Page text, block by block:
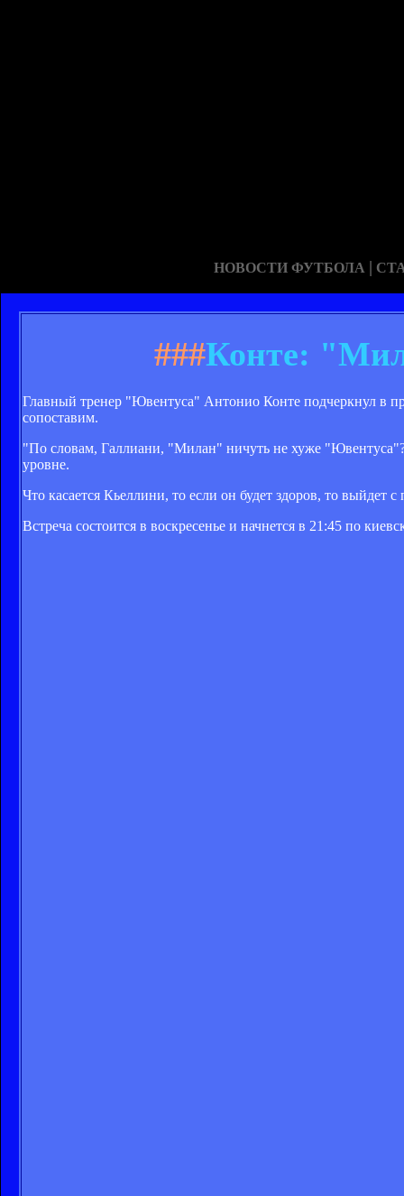
НОВОСТИ ФУТБОЛА |
###Конте:
Главный тренер "Ювентуса" Антонио Конте подчеркнул в
сопоставим.
"По словам, Галлиани, "Милан" ничуть не хуже
уровне.
Что касается Кьеллини, то если он будет здоров, то выйдет
Встреча состоится в воскресенье и начнется в 21:45 по